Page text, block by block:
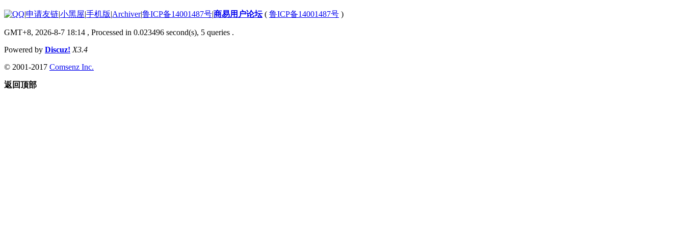
|申请友链|小黑屋|手机版|Archiver|鲁ICP备14001487号|商易用户论坛( 鲁ICP备14001487号 )
GMT+8, 2026-8-7 18:14 , Processed in 0.023496 second(s), 5 queries .
Powered by Discuz! X3.4
© 2001-2017 Comsenz Inc.
返回顶部